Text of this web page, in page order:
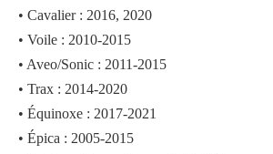
• Cavalier : 2016, 2020
• Voile : 2010-2015
• Aveo/Sonic : 2011-2015
• Trax : 2014-2020
• Équinoxe : 2017-2021
• Épica : 2005-2015